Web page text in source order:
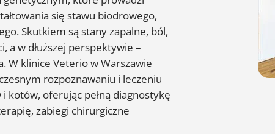
się stawu biodrowego,
Skutkiem są stany zapalne, ból,
a w dłuższej perspektywie –
W klinice Veterio w Warszawie
rozpoznawaniu i leczeniu
kotów, oferując pełną diagnostykę
zabiegi chirurgiczne